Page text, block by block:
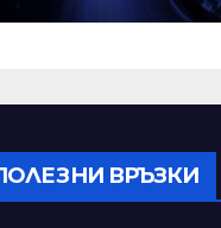
ВРЪЗКИ